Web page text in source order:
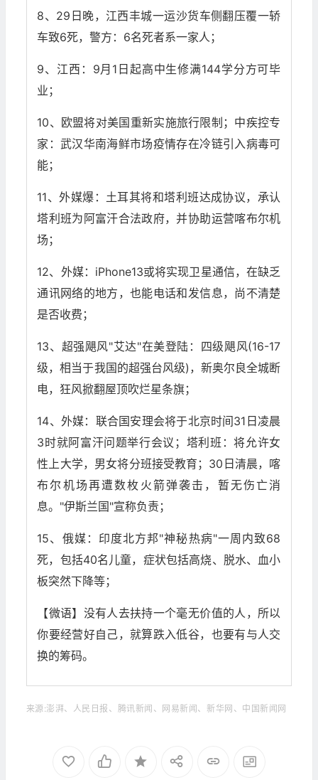
8、29日晚，江西丰城一运沙货车侧翻压覆一轿
车致6死，警方：6名死者系一家人；
9、江西：9月1日起高中生修满144学分方可毕
业；
10、欧盟将对美国重新实施旅行限制；中疾控专
家：武汉华南海鲜市场疫情存在冷链引入病毒可
能；
11、外媒爆：土耳其将和塔利班达成协议，承认
塔利班为阿富汗合法政府，并协助运营喀布尔机
场；
12、外媒：iPhone13或将实现卫星通信，在缺乏
通讯网络的地方，也能电话和发信息，尚不清楚
是否收费；
13、超强飓风"艾达"在美登陆：四级飓风(16-17
级，相当于我国的超强台风级)，新奥尔良全城断
电，狂风掀翻屋顶吹烂星条旗；
14、外媒：联合国安理会将于北京时间31日凌晨
3时就阿富汗问题举行会议；塔利班：将允许女
性上大学，男女将分班接受教育；30日清晨，喀
布尔机场再遭数枚火箭弹袭击，暂无伤亡消
息。"伊斯兰国"宣称负责；
15、俄媒：印度北方邦"神秘热病"一周内致68
死，包括40名儿童，症状包括高烧、脱水、血小
板突然下降等；
【微语】没有人去扶持一个毫无价值的人，所以
你要经营好自己，就算跌入低谷，也要有与人交
换的筹码。
来源:澎湃、人民日报、腾讯新闻、网易新闻、新华网、中国新闻网